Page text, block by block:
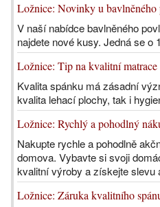
Ložnice: Novinky u bavlněného
V naší nabídce bavlněného
najdete nové kusy. Jedná se o
Ložnice: Tip na kvalitní matrace
Kvalita spánku má zásadní
kvalita lehací plochy, tak i
Ložnice: Rychlý a pohodlný
Nakupte rychle a pohodlně
domova. Vybavte si svoji
kvalitní výroby a získejte slevu
Ložnice: Záruka kvalitního